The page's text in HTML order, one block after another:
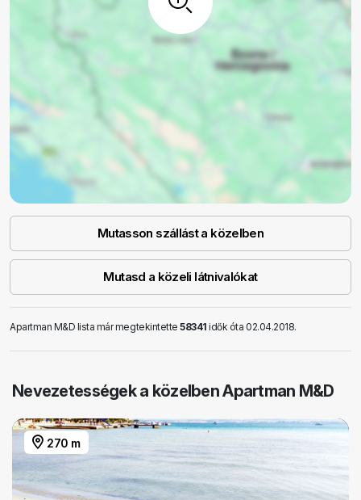
Mutasson szállást a közelben
Mutasd a közeli látnivalókat
Apartman M&D lista már megtekintette58341 idők óta 02.04.2018.
Nevezetességek a közelben Apartman M&D
270 m